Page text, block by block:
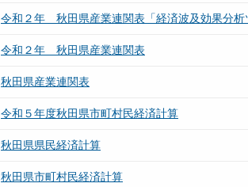
令和２年 秋田県産業連関表「経済波及効果分析
令和２年 秋田県産業連関表
秋田県産業連関表
令和５年度秋田県市町村民経済計算
秋田県県民経済計算
秋田県市町村民経済計算